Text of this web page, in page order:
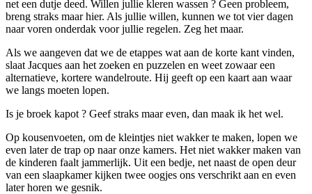
net een dutje deed. Willen jullie kleren wassen ? Geen probleem,
breng straks maar hier. Als jullie willen, kunnen we tot vier dagen
naar voren onderdak voor jullie regelen. Zeg het maar.
Als we aangeven dat we de etappes wat aan de korte kant vinden,
slaat Jacques aan het zoeken en puzzelen en weet zowaar een
alternatieve, kortere wandelroute. Hij geeft op een kaart aan waar
we langs moeten lopen.
Is je broek kapot ? Geef straks maar even, dan maak ik het wel.
Op kousenvoeten, om de kleintjes niet wakker te maken, lopen we
even later de trap op naar onze kamers. Het niet wakker maken van
de kinderen faalt jammerlijk. Uit een bedje, net naast de open deur
van een slaapkamer kijken twee oogjes ons verschrikt aan en even
later horen we gesnik.